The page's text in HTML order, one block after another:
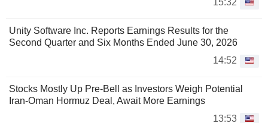
Unity Software Inc. Reports Earnings Results for the
Second Quarter and Six Months Ended June 30, 2026
14:52
Stocks Mostly Up Pre-Bell as Investors Weigh Potential
Iran-Oman Hormuz Deal, Await More Earnings
13:53